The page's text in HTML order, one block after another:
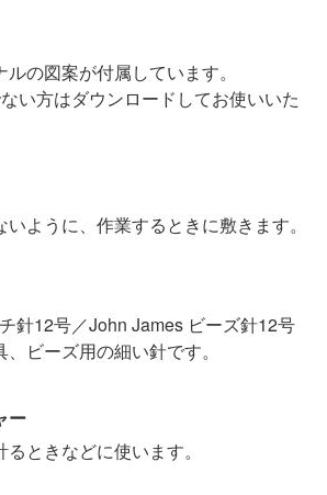
の図案が付属しています。
い方はダウンロードしてお使いいた
ように、作業するときに敷きます。
針12号／John James ビーズ針12号
ビーズ用の細い針です。
ー
ときなどに使います。